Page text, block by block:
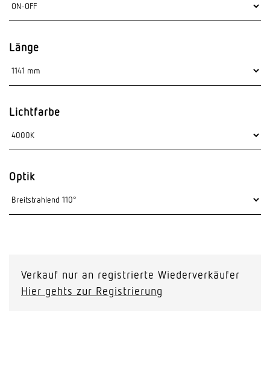
Länge
Lichtfarbe
Optik
Verkauf nur an registrierte Wiederverkäufer
Hier gehts zur Registrierung